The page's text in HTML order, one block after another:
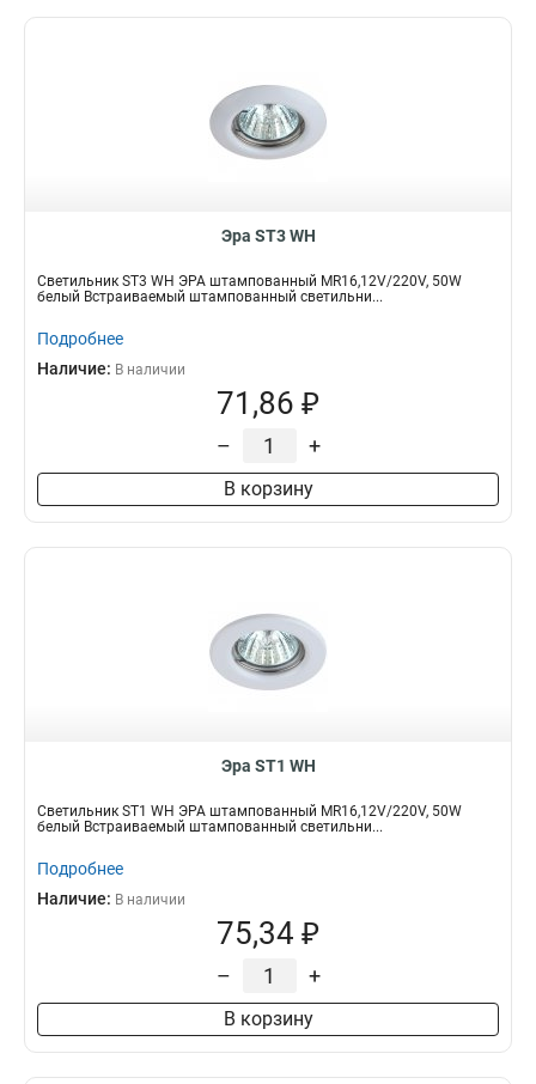
Эра ST3 WH
Светильник ST3 WH ЭРА штампованный MR16,12V/220V, 50W
белый Встраиваемый штампованный светильни...
Подробнее
Наличие: В наличии
71,86 ₽
– +
В корзину
Эра ST1 WH
Светильник ST1 WH ЭРА штампованный MR16,12V/220V, 50W
белый Встраиваемый штампованный светильни...
Подробнее
Наличие: В наличии
75,34 ₽
– +
В корзину